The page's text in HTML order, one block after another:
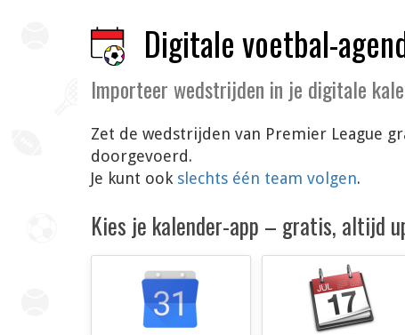
Digitale voetbal-
Importeer wedstrijden in je digitale
Zet de wedstrijden van Premier League
doorgevoerd.
Je kunt ook slechts één team volgen.
Kies je kalender-app – gratis, altijd